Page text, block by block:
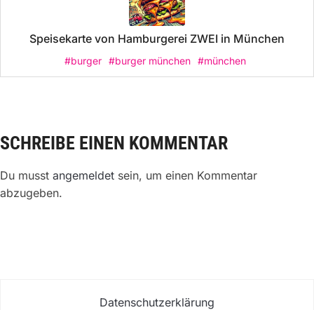
Speisekarte von Hamburgerei ZWEI in München
#burger #burger münchen #münchen
SCHREIBE EINEN KOMMENTAR
Du musst angemeldet sein, um einen Kommentar
abzugeben.
Datenschutzerklärung